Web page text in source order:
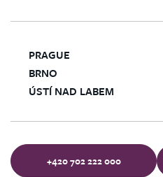
PRAGUE
BRNO
ÚSTÍ NAD LABEM
+420 702 222 000